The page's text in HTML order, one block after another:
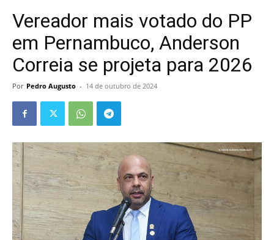
Vereador mais votado do PP
em Pernambuco, Anderson
Correia se projeta para 2026
Por Pedro Augusto - 14 de outubro de 2024